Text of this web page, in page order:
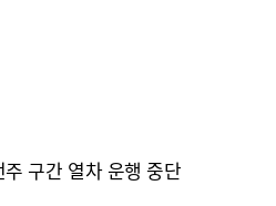
구간 열차 운행 중단